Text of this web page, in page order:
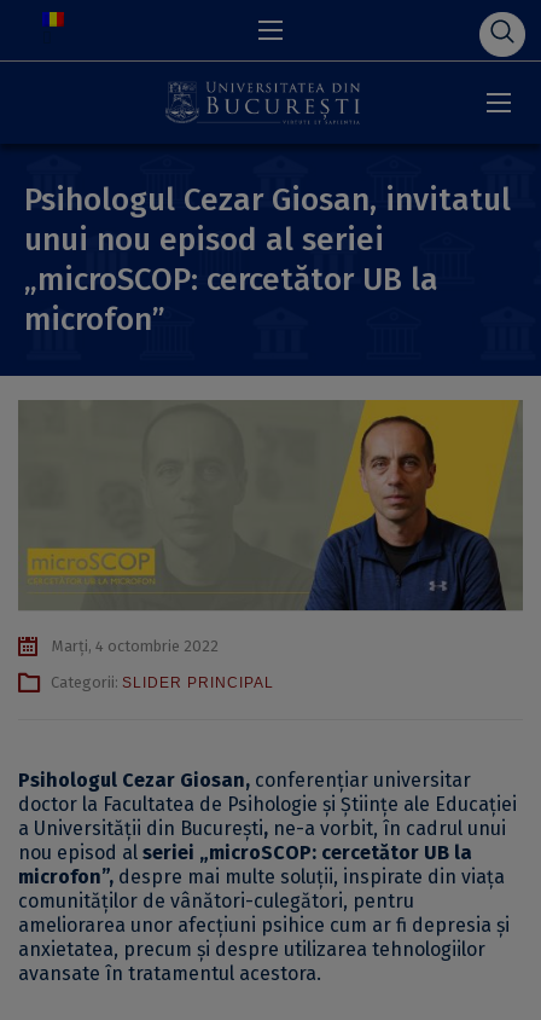
Psihologul Cezar Giosan, invitatul
unui nou episod al seriei
„microSCOP: cercetător UB la
microfon”
Marți, 4 octombrie 2022
Categorii: SLIDER PRINCIPAL
Psihologul Cezar Giosan, conferențiar universitar
doctor la Facultatea de Psihologie și Științe ale Educației
a Universității din București, ne-a vorbit, în cadrul unui
nou episod al seriei „microSCOP: cercetător UB la
microfon”, despre mai multe soluții, inspirate din viața
comunităților de vânători-culegători, pentru
ameliorarea unor afecțiuni psihice cum ar fi depresia și
anxietatea, precum și despre utilizarea tehnologiilor
avansate în tratamentul acestora.